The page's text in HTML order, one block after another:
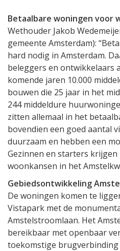
Betaalbare woningen voor
Wethouder Jakob
gemeente Amsterdam):
hard nodig in Amsterdam.
beleggers en ontwikkelaars
komende jaren 10.000
bouwen die 25 jaar in het
244 middeldure
zitten allemaal in het
bovendien een goed aantal
duurzaam en hebben een
Gezinnen en starters krijgen
woonkansen in het
Gebiedsontwikkeling
De woningen komen te
Vistapark met de
Amstelstroomlaan. Het
bereikbaar met openbaar
toekomstige brugverbinding